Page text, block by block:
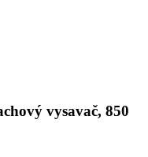
vysavač, 850